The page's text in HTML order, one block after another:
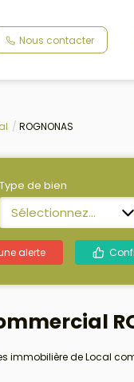
Nous contacter
ROGNONAS
Type de bien
Sélectionnez...
alerte
de Local